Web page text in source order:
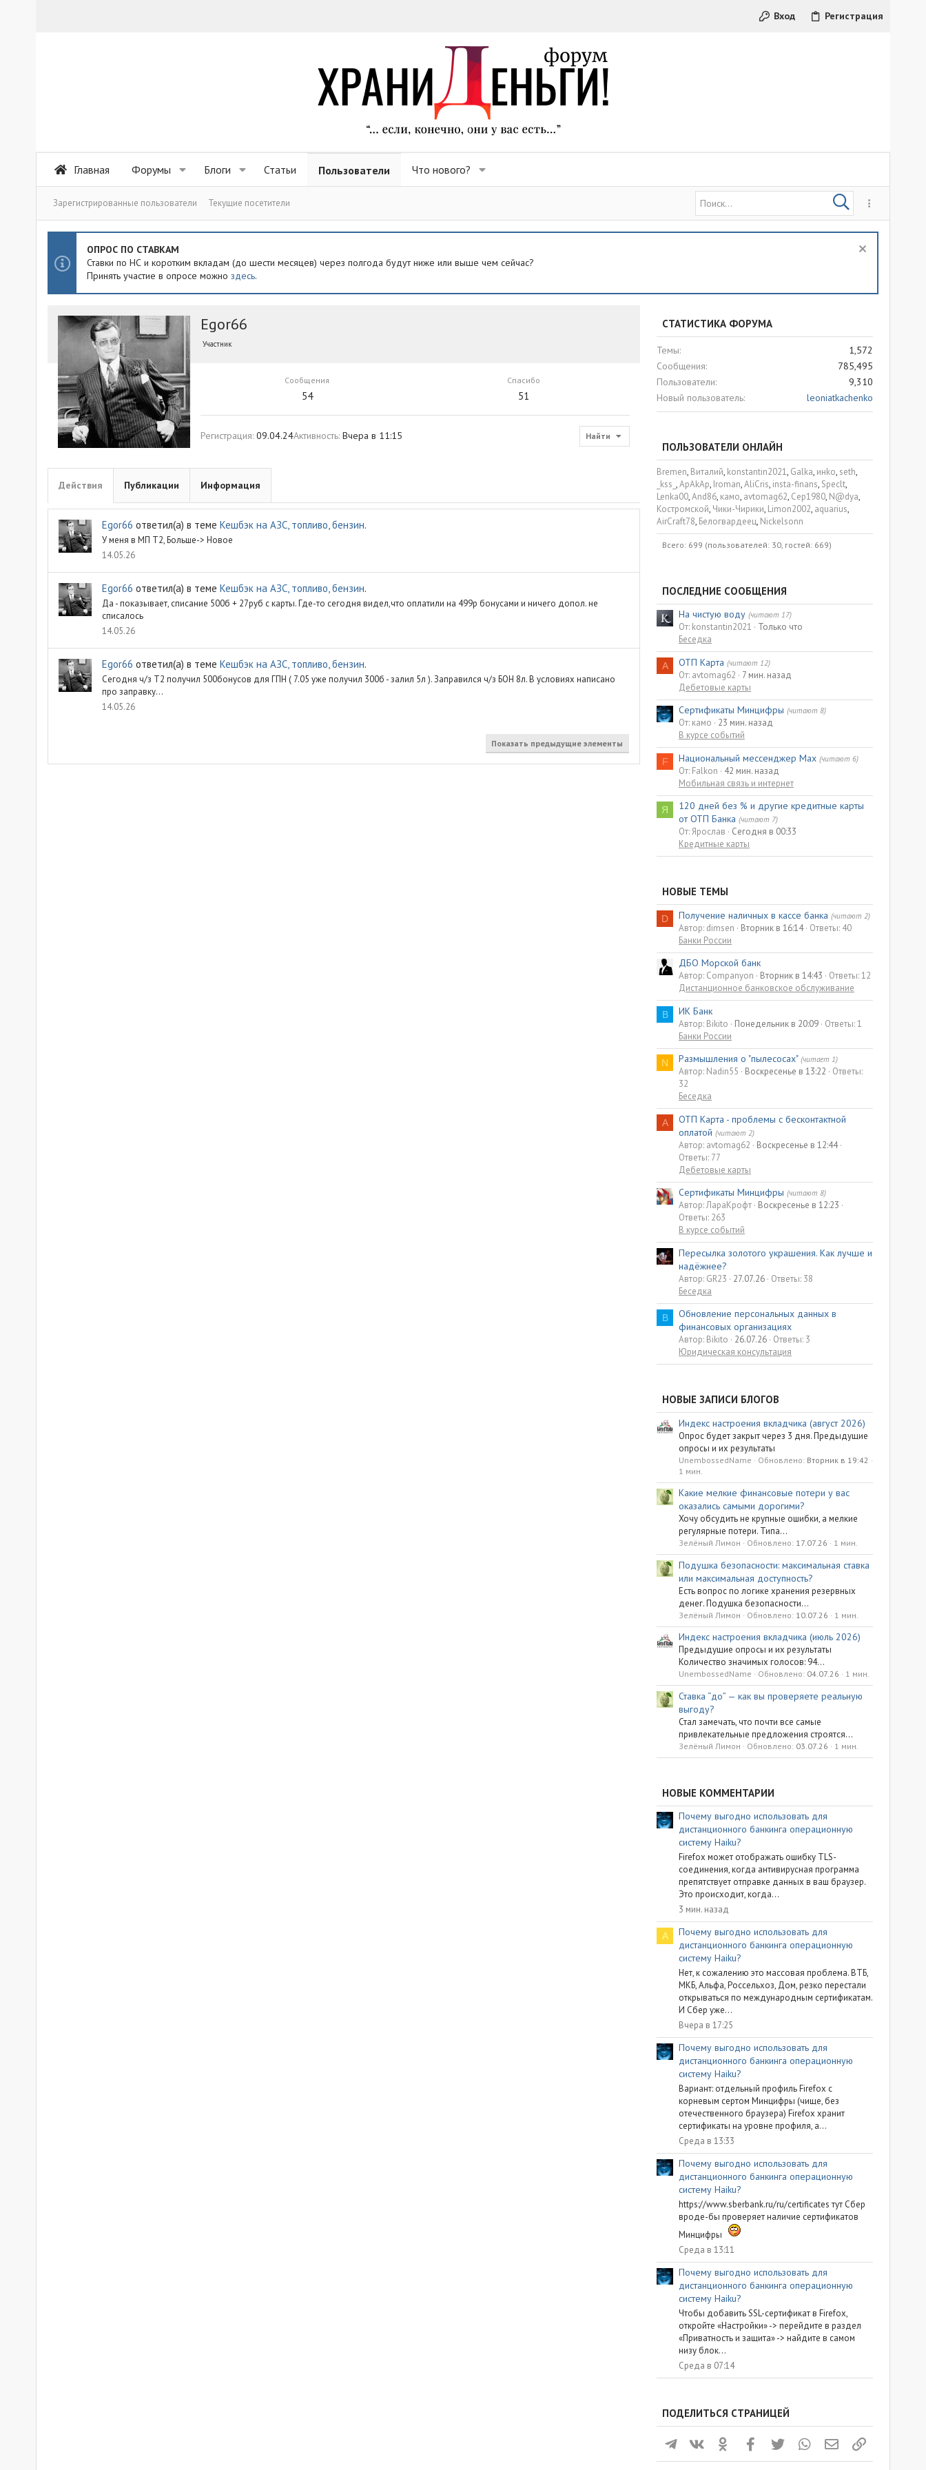
Вход Регистрация
Главная Форумы Блоги Статьи Пользователи Что нового?
Зарегистрированные пользователи Текущие посетители
ОПРОС ПО СТАВКАМ
Ставки по НС и коротким вкладам (до шести месяцев) через полгода будут ниже или выше чем сейчас?
Принять участие в опросе можно здесь.
Egor66
Участник
Сообщения
54
Спасибо
51
Регистрация 09.04.24Активность Вчера в 11:15 Найти
Действия Публикации Информация
Egor66 ответил(а) в теме Кешбэк на АЗС, топливо, бензин.
У меня в МП Т2, Больше-> Новое
14.05.26
Egor66 ответил(а) в теме Кешбэк на АЗС, топливо, бензин.
Да - показывает, списание 500б + 27руб с карты. Где-то сегодня видел,что оплатили на 499р бонусами и ничего допол. не
списалось
14.05.26
Egor66 ответил(а) в теме Кешбэк на АЗС, топливо, бензин.
Сегодня ч/з Т2 получил 500бонусов для ГПН ( 7.05 уже получил 300б - залил 5л ). Заправился ч/з БОН 8л. В условиях написано
про заправку...
14.05.26
Показать предыдущие элементы
СТАТИСТИКА ФОРУМА
Темы
1,572
Сообщения
785,495
Пользователи
9,310
Новый пользователь
leoniatkachenko
ПОЛЬЗОВАТЕЛИ ОНЛАЙН
Bremen Виталий konstantin2021 Galka инko seth
_kss_
ApAkAp Iroman AliCris insta-finans Speclt
Lenka00 And86 камо avtomag62 Сер1980 N@dya
Костромской Чики-Чирики Limon2002 aquarius
AirCraft78 Белогвардеец Nickelsonn
Всего: 699 (пользователей: 30, гостей: 669)
ПОСЛЕДНИЕ СООБЩЕНИЯ
На чистую воду (читают 17)
От: konstantin2021
Только что
Беседка
A ОТП Карта (читают 12)
От: avtomag62
7 мин. назад
Дебетовые карты
Сертификаты Минцифры (читают 8)
От: камо
23 мин. назад
В курсе событий
F Национальный мессенджер Max (читают 6)
От: Falkon
42 мин. назад
Мобильная связь и интернет
Я
120 дней без % и другие кредитные карты
от ОТП Банка (читают 7)
От: Ярослав
Сегодня в 00:33
Кредитные карты
НОВЫЕ ТЕМЫ
D Получение наличных в кассе банка (читают 2)
Автор: dimsen Вторник в 16:14 Ответы: 40
Банки России
ДБО Морской банк
Автор: Companyon Вторник в 14:43
Ответы: 12
Дистанционное банковское обслуживание
B ИК Банк
Автор: Bikito Понедельник в 20:09 Ответы: 1
Банки России
N Размышления о "пылесосах" (читает 1)
Автор: Nadin55 Воскресенье в 13:22
Ответы:
32
Беседка
A
ОТП Карта - проблемы с бесконтактной
оплатой (читают 2)
Автор: avtomag62
Воскресенье в 12:44
Ответы: 77
Дебетовые карты
Сертификаты Минцифры (читают 8)
Автор: ЛараКрофт Воскресенье в 12:23
Ответы: 263
В курсе событий
Пересылка золотого украшения. Как лучше и
надёжнее?
Автор: GR23 27.07.26 Ответы: 38
Беседка
B
Обновление персональных данных в
финансовых организациях
Автор: Bikito 26.07.26 Ответы: 3
Юридическая консультация
НОВЫЕ ЗАПИСИ БЛОГОВ
Индекс настроения вкладчика (август 2026)
Опрос будет закрыт через 3 дня. Предыдущие
опросы и их результаты
UnembossedName Обновлено: Вторник в 19:42
1 мин.
Какие мелкие финансовые потери у вас
оказались самыми дорогими?
Хочу обсудить не крупные ошибки, а мелкие
регулярные потери. Типа...
Зелёный Лимон Обновлено: 17.07.26 1 мин.
Подушка безопасности: максимальная ставка
или максимальная доступность?
Есть вопрос по логике хранения резервных
денег. Подушка безопасности...
Зелёный Лимон Обновлено: 10.07.26 1 мин.
Индекс настроения вкладчика (июль 2026)
Предыдущие опросы и их результаты
Количество значимых голосов: 94...
UnembossedName Обновлено: 04.07.26 1 мин.
Ставка “до” — как вы проверяете реальную
выгоду?
Стал замечать, что почти все самые
привлекательные предложения строятся...
Зелёный Лимон Обновлено: 03.07.26 1 мин.
НОВЫЕ КОММЕНТАРИИ
Почему выгодно использовать для
дистанционного банкинга операционную
систему Haiku?
Firefox может отображать ошибку TLS-
соединения, когда антивирусная программа
препятствует отправке данных в ваш браузер.
Это происходит, когда...
3 мин. назад
A
Почему выгодно использовать для
дистанционного банкинга операционную
систему Haiku?
Нет, к сожалению это массовая проблема. ВТБ,
МКБ, Альфа, Россельхоз, Дом, резко перестали
открываться по международным сертификатам.
И Сбер уже...
Вчера в 17:25
Почему выгодно использовать для
дистанционного банкинга операционную
систему Haiku?
Вариант: отдельный профиль Firefox с
корневым сертом Минцифры (чище, без
отечественного браузера) Firefox хранит
сертификаты на уровне профиля, а...
Среда в 13:33
Почему выгодно использовать для
дистанционного банкинга операционную
систему Haiku?
https://www.sberbank.ru/ru/certificates тут Сбер
вроде-бы проверяет наличие сертификатов
Минцифры
Среда в 13:11
Почему выгодно использовать для
дистанционного банкинга операционную
систему Haiku?
Чтобы добавить SSL-сертификат в Firefox,
откройте «Настройки» -> перейдите в раздел
«Приватность и защита» -> найдите в самом
низу блок...
Среда в 07:14
ПОДЕЛИТЬСЯ СТРАНИЦЕЙ
ТелеграмВКонтактеОдноклассники
FacebookTwitter WhatsAppЭлектронная почта